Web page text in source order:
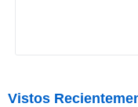
Vistos